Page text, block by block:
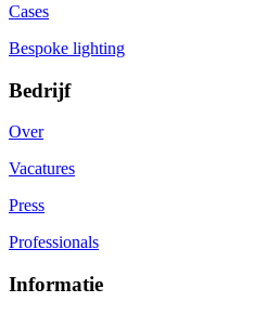
Cases
Bespoke lighting
Bedrijf
Over
Vacatures
Press
Professionals
Informatie